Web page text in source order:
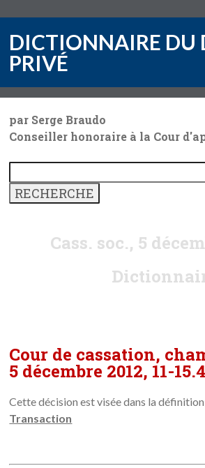
DICTIONNAIRE DU
PRIVÉ
par Serge Braudo
Conseiller honoraire à la Cour
Cass. soc., 5
Cour de cassation,
5 décembre 2012, 11-
Cette décision est visée dans la définition
Transaction